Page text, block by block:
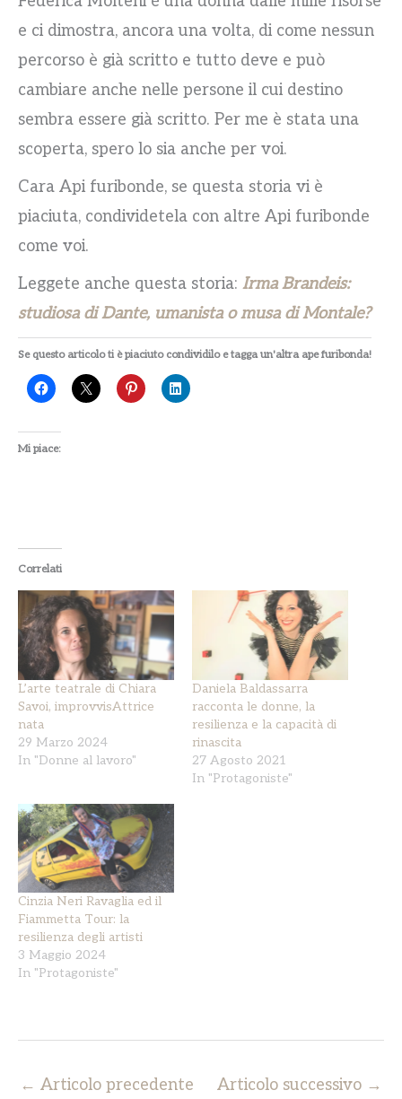
e ci dimostra, ancora una volta, di come nessun
percorso è già scritto e tutto deve e può
cambiare anche nelle persone il cui destino
sembra essere già scritto. Per me è stata una
scoperta, spero lo sia anche per voi.
Cara Api furibonde, se questa storia vi è
piaciuta, condividetela con altre Api furibonde
come voi.
Leggete anche questa storia: Irma Brandeis:
studiosa di Dante, umanista o musa di Montale?
Se questo articolo ti è piaciuto condividilo e tagga un'altra ape furibonda!
Mi piace:
Correlati
L’arte teatrale di Chiara
Savoi, improvvisAttrice
nata
29 Marzo 2024
In "Donne al lavoro"
Daniela Baldassarra
racconta le donne, la
resilienza e la capacità di
rinascita
27 Agosto 2021
In "Protagoniste"
Cinzia Neri Ravaglia ed il
Fiammetta Tour: la
resilienza degli artisti
3 Maggio 2024
In "Protagoniste"
← Articolo precedente Articolo successivo →